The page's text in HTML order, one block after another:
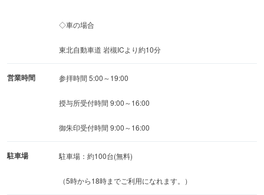
琴演奏：二日（11:30～・14:30）
【神様について】
この神様は「因幡(いなば)の白(しろ)兎(うさぎ)」という神
ご神徳を兼ね備え、縁結びの神・農耕の神・鉱業の神・商
土地を拓いて国を造り治め、さまざまな文化を人々に授け
◇車の場合
東北自動車道 岩槻ICより約10分
営業時間 参拝時間 5:00～19:00
授与所受付時間 9:00～16:00
御朱印受付時間 9:00～16:00
駐車場 駐車場：約100台(無料)
（5時から18時までご利用になれます。）